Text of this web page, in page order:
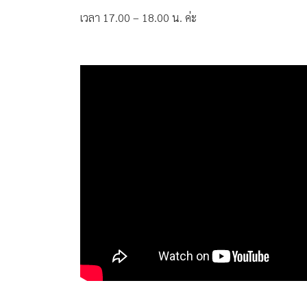
เวลา 17.00 – 18.00 น. ค่ะ